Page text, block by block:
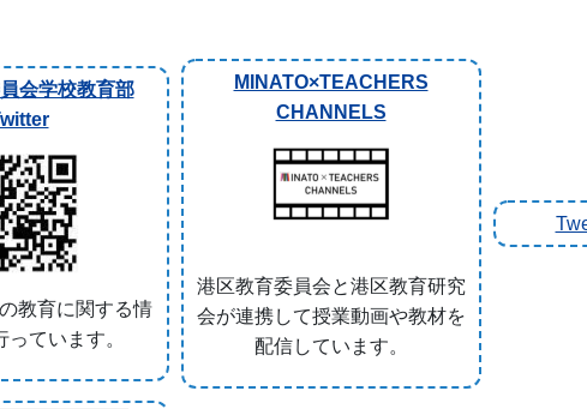
会学校教育部
教育に関する情
ています。
MINATO×TEACHERS
CHANNELS
港区教育委員会と港区教育研究
会が連携して授業動画や教材を
配信しています。